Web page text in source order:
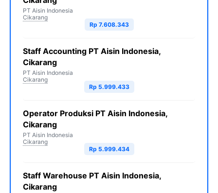
PT Aisin Indonesia
Cikarang
Rp 7.608.343
Staff Accounting PT Aisin Indonesia,
Cikarang
PT Aisin Indonesia
Cikarang
Rp 5.999.433
Operator Produksi PT Aisin Indonesia,
Cikarang
PT Aisin Indonesia
Cikarang
Rp 5.999.434
Staff Warehouse PT Aisin Indonesia,
Cikarang